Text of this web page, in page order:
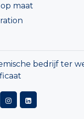
maat
bedrijf ter